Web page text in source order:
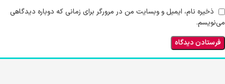
ذخیره نام، ایمیل و وبسایت من در مرورگر برای زمانی که دوباره دیدگاهی
می‌نویسم.